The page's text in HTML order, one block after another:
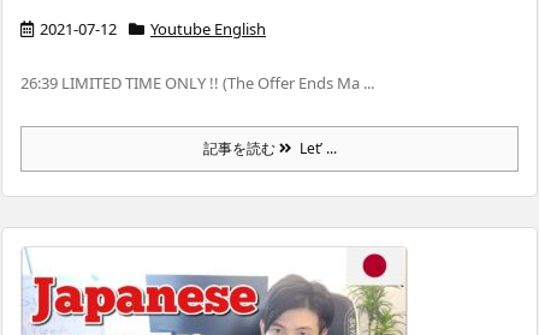
2021-07-12 Youtube English
26:39 LIMITED TIME ONLY !! (The Offer Ends Ma ...
記事を読む Let’ ...